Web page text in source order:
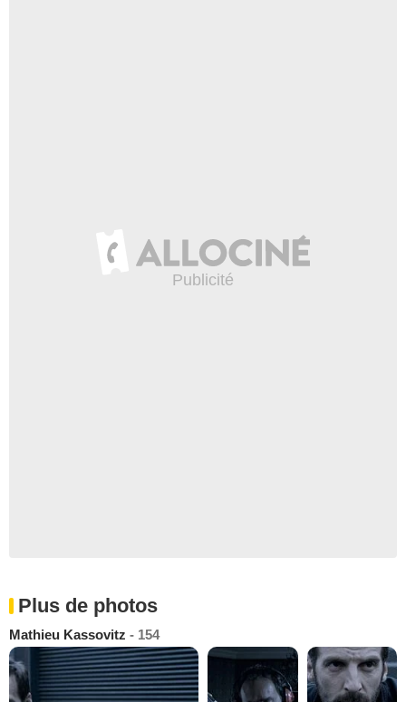
Plus de photos
Mathieu Kassovitz - 154